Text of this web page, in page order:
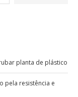
planta de plástico
pela resistência e